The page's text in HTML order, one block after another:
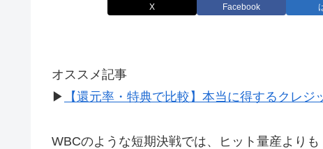
X Facebook
オススメ記事
▶
【還元率・特典で比較】本当に得するクレジ
WBCのような短期決戦では、ヒット量産より